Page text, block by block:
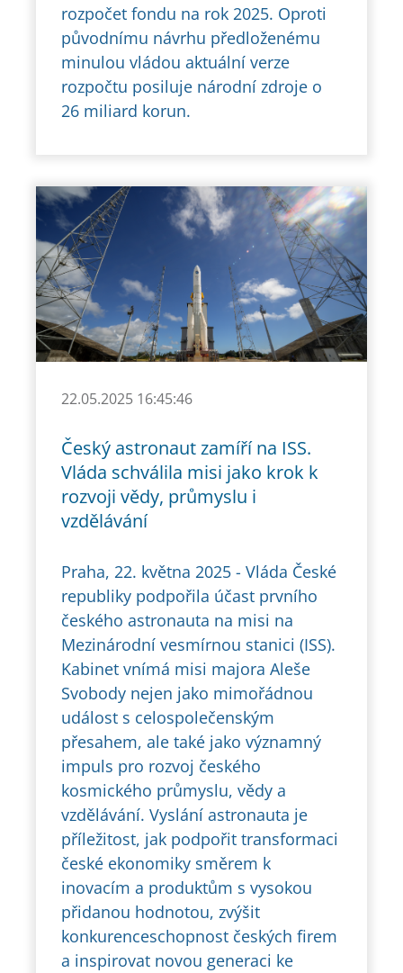
rozpočet fondu na rok 2025. Oproti
původnímu návrhu předloženému
minulou vládou aktuální verze
rozpočtu posiluje národní zdroje o
26 miliard korun.
22.05.2025 16:45:46
Český astronaut zamíří na ISS.
Vláda schválila misi jako krok k
rozvoji vědy, průmyslu i
vzdělávání
Praha, 22. května 2025 - Vláda České
republiky podpořila účast prvního
českého astronauta na misi na
Mezinárodní vesmírnou stanici (ISS).
Kabinet vnímá misi majora Aleše
Svobody nejen jako mimořádnou
událost s celospolečenským
přesahem, ale také jako významný
impuls pro rozvoj českého
kosmického průmyslu, vědy a
vzdělávání. Vyslání astronauta je
příležitost, jak podpořit transformaci
české ekonomiky směrem k
inovacím a produktům s vysokou
přidanou hodnotou, zvýšit
konkurenceschopnost českých firem
a inspirovat novou generaci ke